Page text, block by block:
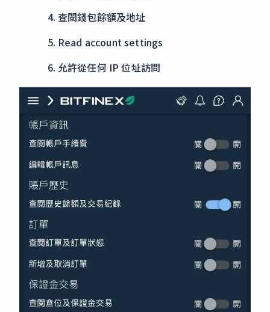
查閱錢包餘額及地址
Read account settings
允許從任何 IP 位址訪問